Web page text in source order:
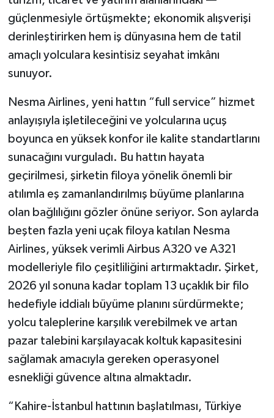
güçlenmesiyle örtüşmekte; ekonomik alışverişi
derinleştirirken hem iş dünyasına hem de tatil
amaçlı yolculara kesintisiz seyahat imkânı
sunuyor.
Nesma Airlines, yeni hattın “full service” hizmet
anlayışıyla işletileceğini ve yolcularına uçuş
boyunca en yüksek konfor ile kalite standartlarını
sunacağını vurguladı. Bu hattın hayata
geçirilmesi, şirketin filoya yönelik önemli bir
atılımla eş zamanlandırılmış büyüme planlarına
olan bağlılığını gözler önüne seriyor. Son aylarda
beşten fazla yeni uçak filoya katılan Nesma
Airlines, yüksek verimli Airbus A320 ve A321
modelleriyle filo çeşitliliğini artırmaktadır. Şirket,
2026 yıl sonuna kadar toplam 13 uçaklık bir filo
hedefiyle iddialı büyüme planını sürdürmekte;
yolcu taleplerine karşılık verebilmek ve artan
pazar talebini karşılayacak koltuk kapasitesini
sağlamak amacıyla gereken operasyonel
esnekliği güvence altına almaktadır.
“Kahire-İstanbul hattının başlatılması, Türkiye